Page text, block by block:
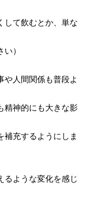
して飲むとか、単な
）
や人間関係も普段よ
精神的にも大きな影
補充するようにしま
るような変化を感じ